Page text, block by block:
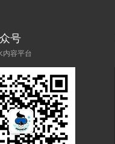
号
内容平台